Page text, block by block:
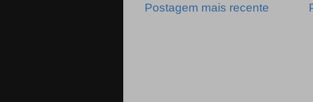
Postagem mais recente